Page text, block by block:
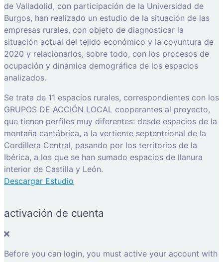
de Valladolid, con participación de la Universidad de
Burgos, han realizado un estudio de la situación de las
empresas rurales, con objeto de diagnosticar la
situación actual del tejido económico y la coyuntura de
2020 y relacionarlos, sobre todo, con los procesos de
ocupación y dinámica demográfica de los espacios
analizados.
Se trata de 11 espacios rurales, correspondientes con los
GRUPOS DE ACCIÓN LOCAL cooperantes al proyecto,
que tienen perfiles muy diferentes: desde espacios de la
montaña cantábrica, a la vertiente septentrional de la
Cordillera Central, pasando por los territorios de la
Ibérica, a los que se han sumado espacios de llanura
interior de Castilla y León.
Descargar Estudio
activación de cuenta
Before you can login, you must active your account with